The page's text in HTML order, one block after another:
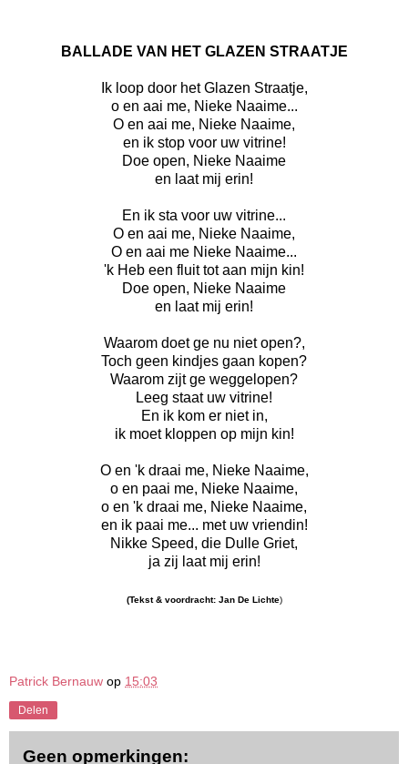
BALLADE VAN HET GLAZEN STRAATJE
Ik loop door het Glazen Straatje,
o en aai me, Nieke Naaime...
O en aai me, Nieke Naaime,
en ik stop voor uw vitrine!
Doe open, Nieke Naaime
en laat mij erin!
En ik sta voor uw vitrine...
O en aai me, Nieke Naaime,
O en aai me Nieke Naaime...
'k Heb een fluit tot aan mijn kin!
Doe open, Nieke Naaime
en laat mij erin!
Waarom doet ge nu niet open?,
Toch geen kindjes gaan kopen?
Waarom zijt ge weggelopen?
Leeg staat uw vitrine!
En ik kom er niet in,
ik moet kloppen op mijn kin!
O en 'k draai me, Nieke Naaime,
o en paai me, Nieke Naaime,
o en 'k draai me, Nieke Naaime,
en ik paai me... met uw vriendin!
Nikke Speed, die Dulle Griet,
ja zij laat mij erin!
(Tekst & voordracht: Jan De Lichte)
Patrick Bernauw op 15:03
Delen
Geen opmerkingen: